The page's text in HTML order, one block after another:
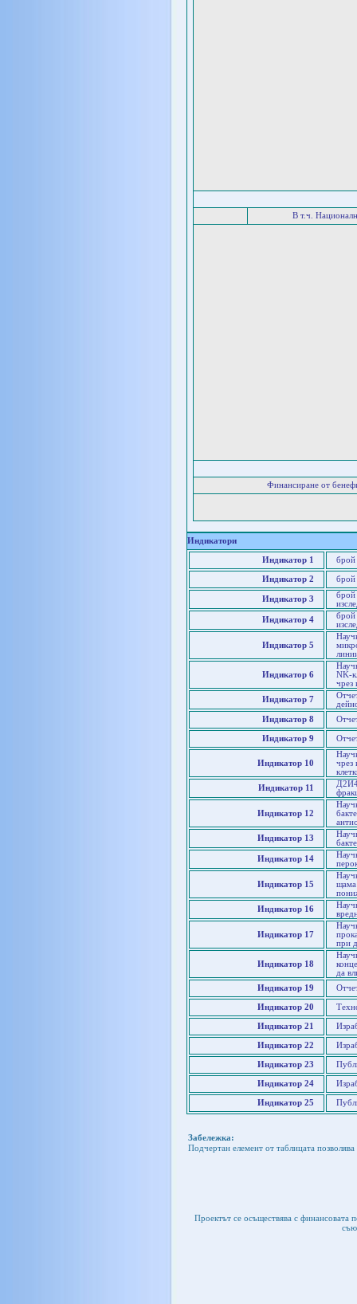
В т.ч.
Финансиране от
Индикатори
Индикатор 1 брой
Индикатор 2 брой
Индикатор 3
брой
Индикатор 4
брой
Индикатор 5
Индикатор 6
NK-
чрез
Индикатор 7
Индикатор 8
Индикатор 9
Индикатор 10
чрез
Индикатор 11
Индикатор 12
Индикатор 13
Индикатор 14
Индикатор 15
щама
Индикатор 16
Индикатор 17
при
Индикатор 18
да
Индикатор 19
Индикатор 20
Индикатор 21
Индикатор 22
Индикатор 23
Индикатор 24
Индикатор 25
Забележка:
Подчертан елемент от таблицата
Проектът се осъществява с финансовата